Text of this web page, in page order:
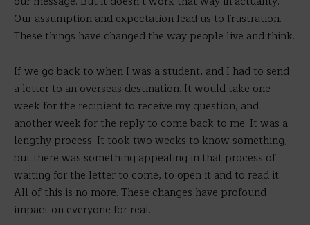
Our assumption and expectation lead us to frustration.
These things have changed the way people live and think.
If we go back to when I was a student, and I had to send
a letter to an overseas destination. It would take one
week for the recipient to receive my question, and
another week for the reply to come back to me. It was a
lengthy process. It took two weeks to know something,
but there was something appealing in that process of
waiting for the letter to come, to open it and to read it.
All of this is no more. These changes have profound
impact on everyone for real.